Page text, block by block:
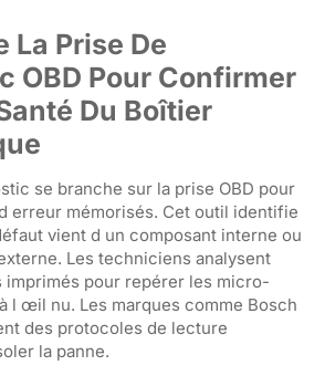
La Prise De
OBD Pour Confirmer
Du Boîtier
se branche sur la prise OBD pour
erreur mémorisés. Cet outil identifie
vient d un composant interne ou
Les techniciens analysent
pour repérer les micro-
l œil nu. Les marques comme Bosch
des protocoles de lecture
la panne.